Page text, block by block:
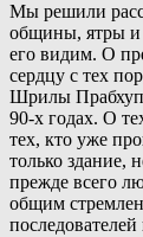
Мы решили
общины, ятры
его видим. О
сердцу с тех
Шрилы
90-х годах. О
тех, кто уже
только здание,
прежде всего
общим